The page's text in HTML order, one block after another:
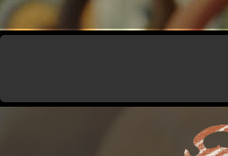
Vés al contingut